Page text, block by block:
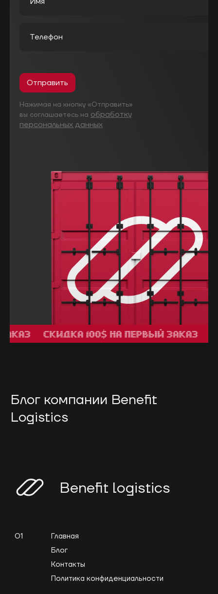
Отправить
Нажимая на кнопку «Отправить»
вы соглашаетесь на обработку
персональных данных
Блог компании Benefit
Logistics
Benefit logistics
01
Главная
Блог
Контакты
Политика конфиденциальности